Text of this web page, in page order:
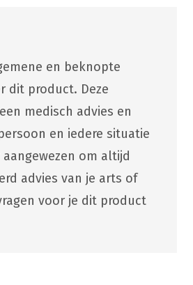
en beknopte
dit product. Deze
medisch advies en
en iedere situatie
om altijd
advies van je arts of
voor je dit product